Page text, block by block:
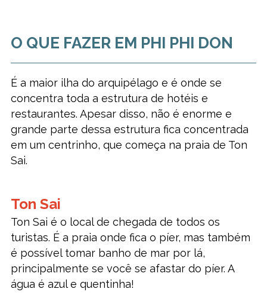
O QUE FAZER EM PHI PHI DON
É a maior ilha do arquipélago e é onde se
concentra toda a estrutura de hotéis e
restaurantes. Apesar disso, não é enorme e
grande parte dessa estrutura fica concentrada
em um centrinho, que começa na praia de Ton
Sai.
Ton Sai
Ton Sai é o local de chegada de todos os
turistas. É a praia onde fica o píer, mas também
é possível tomar banho de mar por lá,
principalmente se você se afastar do píer. A
água é azul e quentinha!